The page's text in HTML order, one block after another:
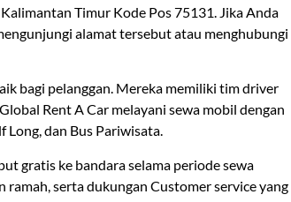
Timur Kode Pos 75131. Jika Anda
alamat tersebut atau menghubungi
bagi pelanggan. Mereka memiliki tim driver
Rent A Car melayani sewa mobil dengan
Long, dan Bus Pariwisata.
gratis ke bandara selama periode sewa
ramah, serta dukungan Customer service yang